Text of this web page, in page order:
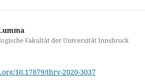
Fakultät der Universität Innsbruck
10.17879/thrv-2020-3037